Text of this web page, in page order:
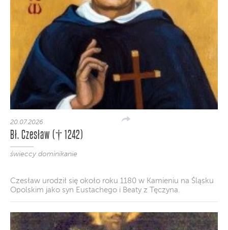
20.07.2026
Bł. Czesław († 1242)
świeccy dominikanie
Czesław urodził się około roku 1180 w Kamieniu na Śląsku
Opolskim jako syn Eustachego i Beaty z Tęczyna.